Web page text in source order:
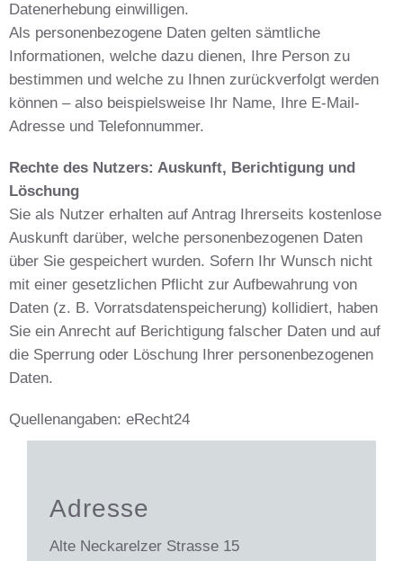
Datenerhebung einwilligen.
Als personenbezogene Daten gelten sämtliche
Informationen, welche dazu dienen, Ihre Person zu
bestimmen und welche zu Ihnen zurückverfolgt werden
können – also beispielsweise Ihr Name, Ihre E-Mail-
Adresse und Telefonnummer.
Rechte des Nutzers: Auskunft, Berichtigung und
Löschung
Sie als Nutzer erhalten auf Antrag Ihrerseits kostenlose
Auskunft darüber, welche personenbezogenen Daten
über Sie gespeichert wurden. Sofern Ihr Wunsch nicht
mit einer gesetzlichen Pflicht zur Aufbewahrung von
Daten (z. B. Vorratsdatenspeicherung) kollidiert, haben
Sie ein Anrecht auf Berichtigung falscher Daten und auf
die Sperrung oder Löschung Ihrer personenbezogenen
Daten.
Quellenangaben: eRecht24
Adresse
Alte Neckarelzer Strasse 15